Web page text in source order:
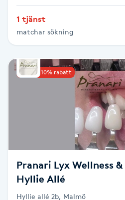
Skalpmassage
Sklerosering
Skäggfärgning
1 tjänst
matchar sökning
Upp till 10% rabatt
Pranari Lyx Wellness
Hyllie Allé
Hyllie allé 2b, Malmö